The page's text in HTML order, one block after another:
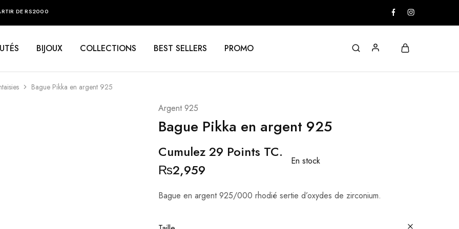
DE RS2000
BIJOUX COLLECTIONS BEST SELLERS PROMO
Bague Pikka en argent 925
Argent 925
Bague Pikka en argent 925
Cumulez 29 Points TC.
₨2,959
En stock
Bague en argent 925/000 rhodié sertie d’oxydes de zirconium.